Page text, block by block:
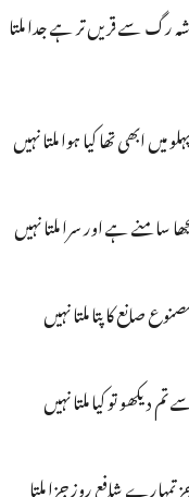
رگ سے قریں تر ہے جدا ملتا
ابھی تھا کیا ہوا ملتا نہیں
سامنے ہے اور سرا ملتا نہیں
صانع کا پتا ملتا نہیں
دیکھو تو کیا ملتا نہیں
شافعِ روزِ جزا ملتا